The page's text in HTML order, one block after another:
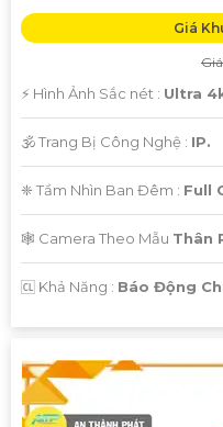
Giá
️⚡ Hình Ảnh Sắc nét : Ultra 4k
🕉️ Trang Bị Công Nghệ : IP.
❈ Tầm Nhìn Ban Đêm : Full
🕸️ Camera Theo Mẫu Thân
️🆑 Khả Năng : Báo Động